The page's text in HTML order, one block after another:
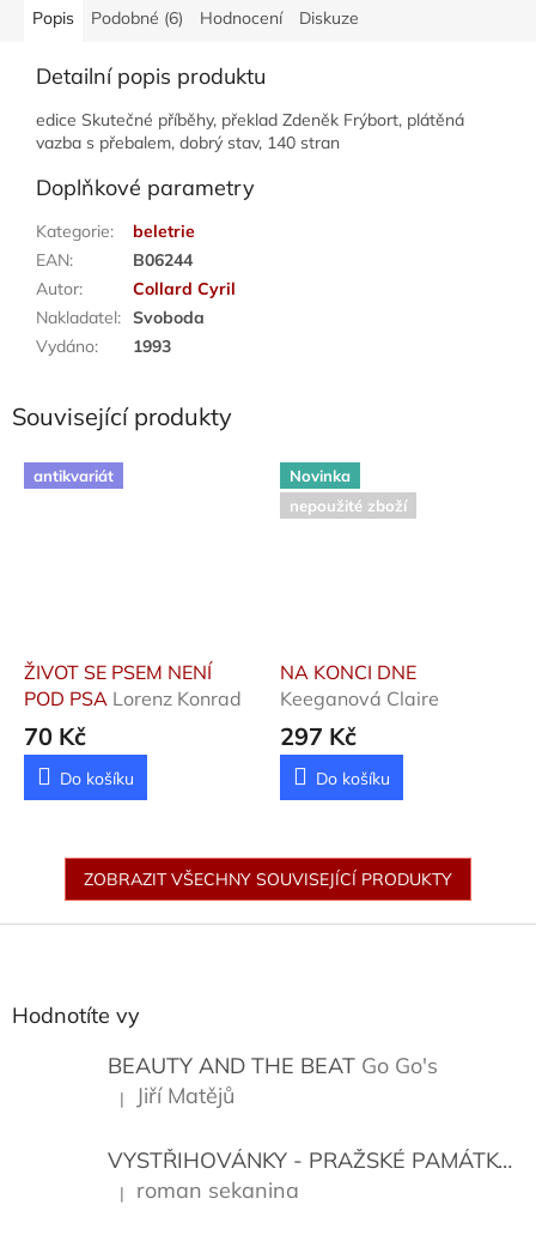
Popis Podobné (6) Hodnocení Diskuze
Detailní popis produktu
edice Skutečné příběhy, překlad Zdeněk Frýbort, plátěná
vazba s přebalem, dobrý stav, 140 stran
Doplňkové parametry
Kategorie:
beletrie
EAN:
B06244
Autor:
Collard Cyril
Nakladatel: Svoboda
Vydáno: 1993
Související produkty
antikvariát
ŽIVOT SE PSEM NENÍ
POD PSA Lorenz Konrad
70 Kč
Do košíku
Novinka
nepoužité zboží
NA KONCI DNE
Keeganová Claire
297 Kč
Do košíku
ZOBRAZIT VŠECHNY SOUVISEJÍCÍ PRODUKTY
Hodnotíte vy
BEAUTY AND THE BEAT Go Go's
Hodnocení produktu je 5 z 5 hvězdiček.
| Jiří Matějů
VYSTŘIHOVÁNKY - PRAŽSKÉ PAMÁTKY
Hodnocení produktu je 5 z 5 hvězdiček.
| roman sekanina